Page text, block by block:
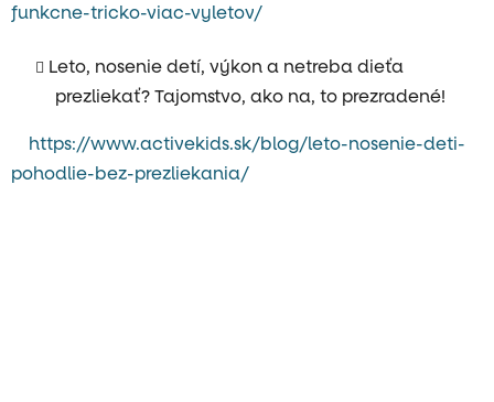
funkcne-tricko-viac-vyletov/
Leto, nosenie detí, výkon a netreba dieťa
prezliekať? Tajomstvo, ako na, to prezradené!
https://www.activekids.sk/blog/leto-nosenie-deti-
pohodlie-bez-prezliekania/